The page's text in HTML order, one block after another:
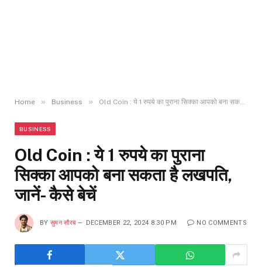
Home » Business » Old Coin : ये 1 रुपये का पुराना सिक्का आपको बना सकता है लखपति, जानें- कैसे बेचें
BUSINESS
Old Coin : ये 1 रुपये का पुराना
सिक्का आपको बना सकता है लखपति,
जानें- कैसे बेचें
BY सुमन सौरब DECEMBER 22, 2024 8:30 PM NO COMMENTS